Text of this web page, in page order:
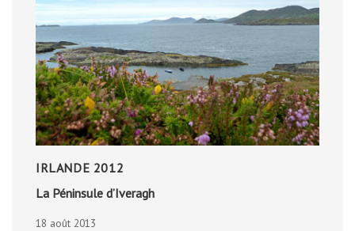
IRLANDE 2012
La Péninsule d’Iveragh
18 août 2013